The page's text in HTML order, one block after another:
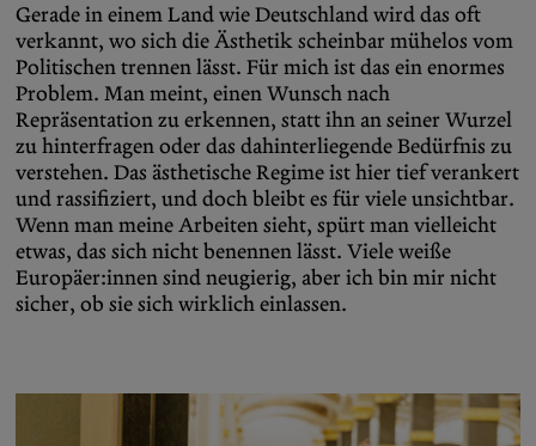
Gerade in einem Land wie Deutschland wird das oft
verkannt, wo sich die Ästhetik scheinbar mühelos vom
Politischen trennen lässt. Für mich ist das ein enormes
Problem. Man meint, einen Wunsch nach
Repräsentation zu erkennen, statt ihn an seiner Wurzel
zu hinterfragen oder das dahinterliegende Bedürfnis zu
verstehen. Das ästhetische Regime ist hier tief verankert
und rassifiziert, und doch bleibt es für viele unsichtbar.
Wenn man meine Arbeiten sieht, spürt man vielleicht
etwas, das sich nicht benennen lässt. Viele weiße
Europäer:innen sind neugierig, aber ich bin mir nicht
sicher, ob sie sich wirklich einlassen.